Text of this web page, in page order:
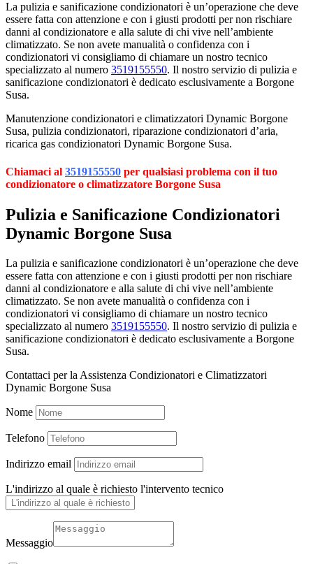
La pulizia e sanificazione condizionatori è un’operazione che deve
essere fatta con attenzione e con i giusti prodotti per non rischiare
danni al condizionatore e alla salute di chi vive nell’ambiente
climatizzato. Se non avete manualità o confidenza con i
condizionatori vi consigliamo di chiamare un nostro tecnico
specializzato al numero 3519155550. Il nostro servizio di pulizia e
sanificazione condizionatori è dedicato esclusivamente a Borgone
Susa.
Manutenzione condizionatori e climatizzatori Dynamic Borgone
Susa, pulizia condizionatori, riparazione condizionatori d’aria,
ricarica gas condizionatori Dynamic Borgone Susa.
Chiamaci al 3519155550 per qualsiasi problema con il tuo
condizionatore o climatizzatore Borgone Susa
Pulizia e Sanificazione Condizionatori
Dynamic Borgone Susa
La pulizia e sanificazione condizionatori è un’operazione che deve
essere fatta con attenzione e con i giusti prodotti per non rischiare
danni al condizionatore e alla salute di chi vive nell’ambiente
climatizzato. Se non avete manualità o confidenza con i
condizionatori vi consigliamo di chiamare un nostro tecnico
specializzato al numero 3519155550. Il nostro servizio di pulizia e
sanificazione condizionatori è dedicato esclusivamente a Borgone
Susa.
Contattaci per la Assistenza Condizionatori e Climatizzatori
Dynamic Borgone Susa
Nome
Telefono
Indirizzo email
L'indirizzo al quale è richiesto l'intervento tecnico
Messaggio